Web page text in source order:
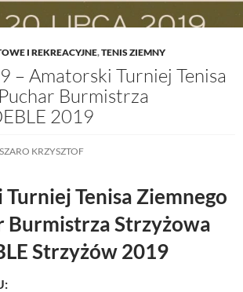
I REKREACYJNE,TENIS ZIEMNY
– Amatorski Turniej Tenisa
Burmistrza
2019
SZARO KRZYSZTOF
Tenisa Ziemnego
Burmistrza Strzyżowa
Strzyżów 2019